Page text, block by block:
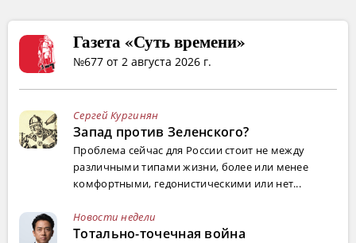
Газета «Суть времени»
№677 от 2 августа 2026 г.
Сергей Кургинян
Запад против Зеленского?
Проблема сейчас для России стоит не между
различными типами жизни, более или менее
комфортными, гедонистическими или нет...
Новости недели
Тотально-точечная война